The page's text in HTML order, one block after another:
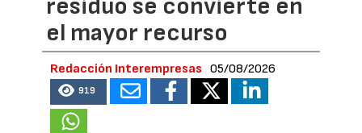
residuo se convierte en
el mayor recurso
Redacción Interempresas 05/08/2026
919